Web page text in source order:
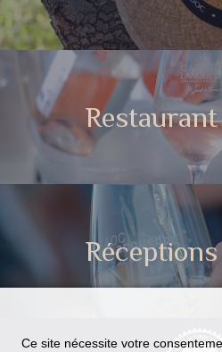
Restaurant
Réceptions
Ce site nécessite votre